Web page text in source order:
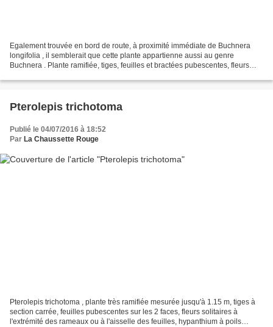
Egalement trouvée en bord de route, à proximité immédiate de Buchnera
longifolia , il semblerait que cette plante appartienne aussi au genre
Buchnera . Plante ramifiée, tiges, feuilles et bractées pubescentes, fleurs
Pterolepis trichotoma
Publié le 04/07/2016 à 18:52
Par La Chaussette Rouge
Pterolepis trichotoma , plante très ramifiée mesurée jusqu'à 1.15 m, tiges à
section carrée, feuilles pubescentes sur les 2 faces, fleurs solitaires à
l'extrémité des rameaux ou à l'aisselle des feuilles, hypanthium à poils